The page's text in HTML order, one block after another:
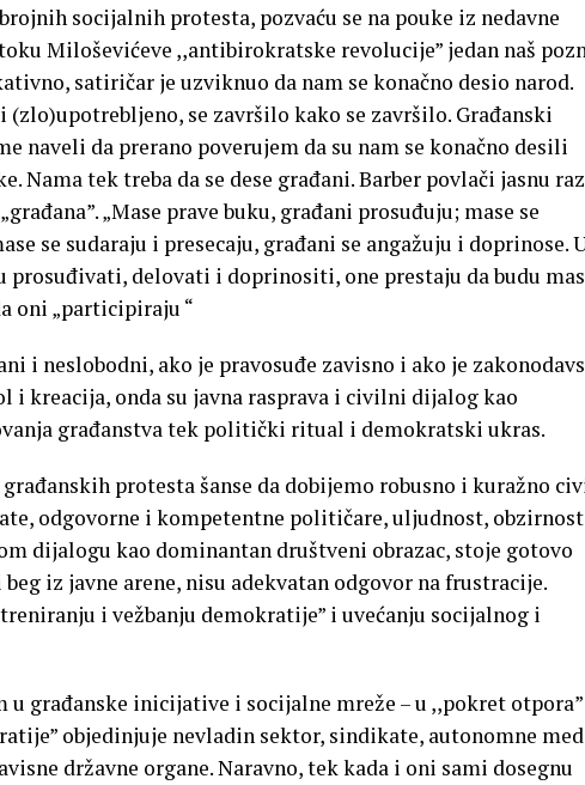
socijalnih protesta, pozvaću se na pouke iz nedavne
Miloševićeve ,,antibirokratske revolucije” jedan naš
satiričar je uzviknuo da nam se konačno desio narod.
se završilo kako se završilo. Građanski
naveli da prerano poverujem da su nam se konačno desili
Nama tek treba da se dese građani. Barber povlači jasnu
„Mase prave buku, građani prosuđuju; mase se
se sudaraju i presecaju, građani se angažuju i doprinose.
prosuđivati, delovati i doprinositi, one prestaju da budu
oni „participiraju “
i neslobodni, ako je pravosuđe zavisno i ako je
kreacija, onda su javna rasprava i civilni dijalog kao
građanstva tek politički ritual i demokratski ukras.
protesta šanse da dobijemo robusno i kuražno
odgovorne i kompetentne političare, uljudnost,
dijalogu kao dominantan društveni obrazac, stoje gotovo
beg iz javne arene, nisu adekvatan odgovor na frustracije.
i vežbanju demokratije” i uvećanju socijalnog i
u građanske inicijative i socijalne mreže – u ,,pokret
objedinjuje nevladin sektor, sindikate, autonomne
državne organe. Naravno, tek kada i oni sami dosegnu